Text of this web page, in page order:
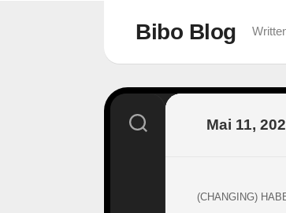
Bibo Blog
Mai 11,
(CHANGING)